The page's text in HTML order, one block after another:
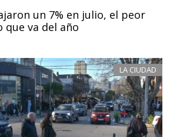
un 7% en julio, el peor
va del año
LA CIUDAD